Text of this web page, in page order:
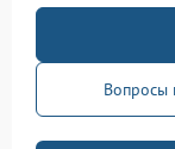
Вопросы